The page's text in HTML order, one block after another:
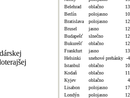
Belehrad
oblačno
13
Berlín
polojasno
10
Bratislava
polojasno
12
Brusel
jasno
12
Budapešť
slnečno
12
Bukurešť
oblačno
12
Frankfurt
jasno
13
Helsinki
snehové prehánky -4
Istanbul
oblačno
10
Kodaň
oblačno
11
Kyjev
oblačno
4
Lisabon
polojasno
17
Londýn
polojasno
12